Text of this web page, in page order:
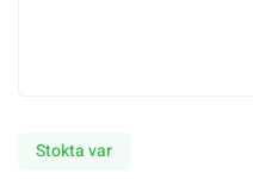
Stokta var